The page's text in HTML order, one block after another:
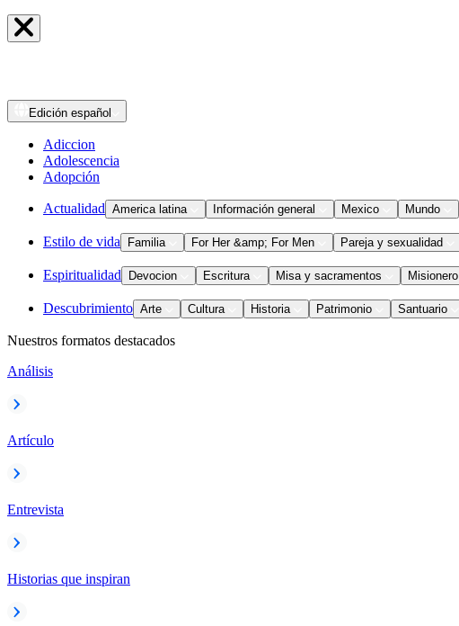
Edición español
Adiccion
Adolescencia
Adopción
Actualidad America latina Información general Mexico Mundo
Estilo de vida Familia For Her &amp; For Men Pareja y sexualidad
Espiritualidad Devocion Escritura Misa y sacramentos Misionero
Descubrimiento Arte Cultura Historia Patrimonio Santuario
Nuestros formatos destacados
Análisis
Artículo
Entrevista
Historias que inspiran